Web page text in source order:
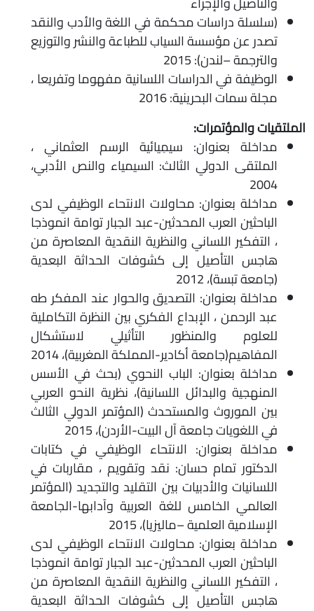
(سلسلة دراسات محكمة في اللغة والأدب والنقد
تصدر عن مؤسسة السياب للطباعة والنشر والتوزيع
والترجمة –لندن): 2015
الوظيفة في الدراسات اللسانية مفهوما وتفريعا ،
مجلة سمات البحرينية: 2016
الملتقيات والمؤتمرات:
مداخلة بعنوان: سيمِيائية الرسم العثماني ،
الملتقى الدولي الثالث: السيمياء والنص الأدبي،
2004
مداخلة بعنوان: محاولات الانتحاء الوظيفي لدى
الباحثين العرب المحدثين-عبد الجبار توامة انموذجا
، التفكير اللساني والنظرية النقدية المعاصرة من
هاجس التأصيل إلى كشوفات الحداثة البعدية
(جامعة تبسة)، 2012
مداخلة بعنوان: التصديق والحوار عند المفكر طه
عبد الرحمن ، الإبداع الفكري بين النظرة التكاملية
للعلوم والمنظور التأثيلي لاستشكال
المفاهيم(جامعة أكادير-المملكة المغربية)، 2014
مداخلة بعنوان: الباب النحوي (بحث في الأسس
المنهجية والبدائل اللسانية)، نظرية النحو العربي
بين الموروث والمستحدث (المؤتمر الدولي الثالث
في اللغويات جامعة آل البيت-الأردن)، 2015
مداخلة بعنوان: الانتحاء الوظيفي في كتابات
الدكتور تمام حسان: نقد وتقويم ، مقاربات في
اللسانيات والأدبيات بين التقليد والتجديد (المؤتمر
العالمي الخامس للغة العربية وآدابها-الجامعة
الإسلامية العلمية –ماليزيا)، 2015
مداخلة بعنوان: محاولات الانتحاء الوظيفي لدى
الباحثين العرب المحدثين-عبد الجبار توامة انموذجا
، التفكير اللساني والنظرية النقدية المعاصرة من
هاجس التأصيل إلى كشوفات الحداثة البعدية